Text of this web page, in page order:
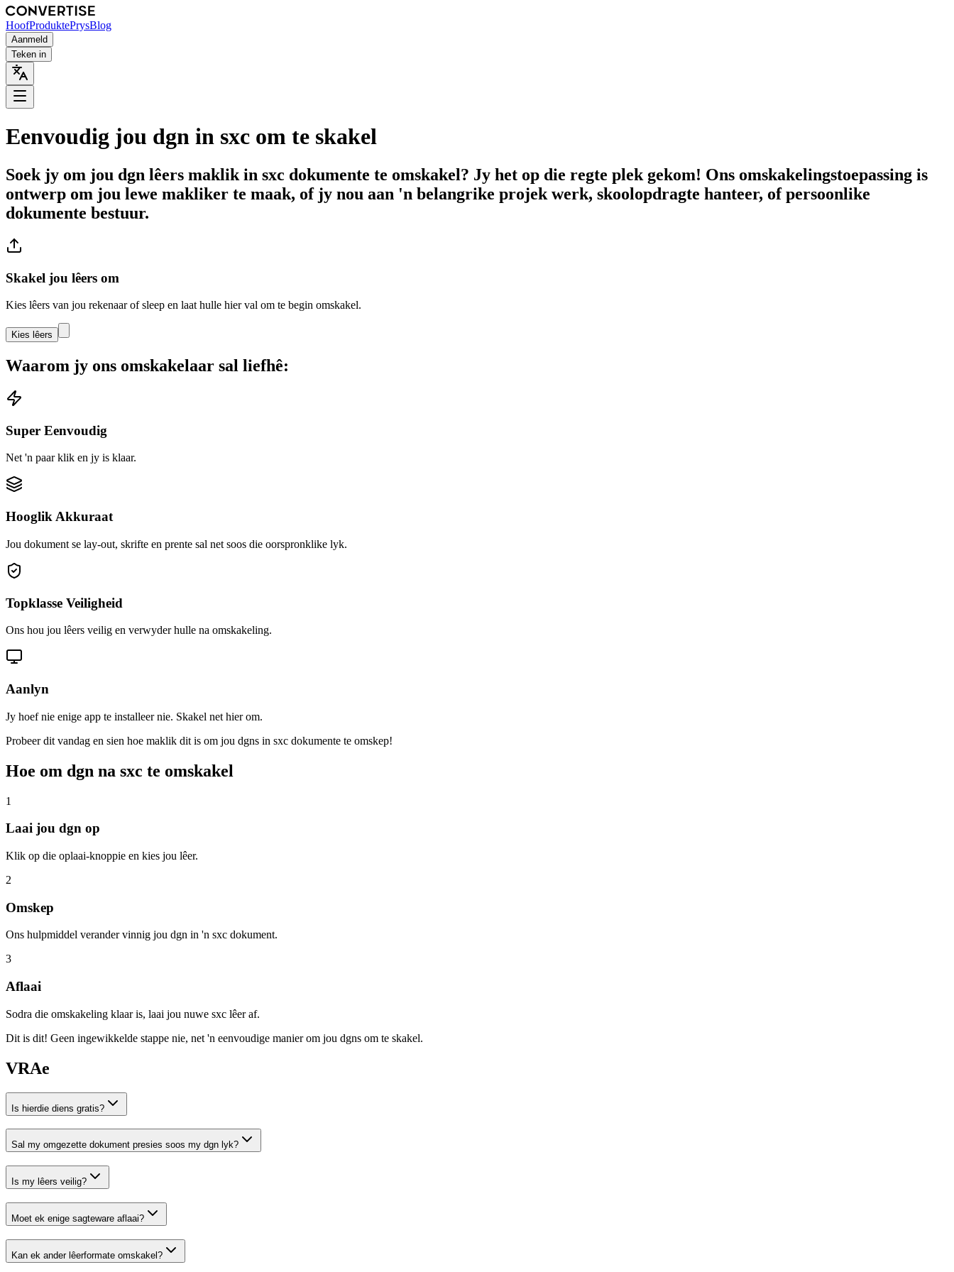
HoofProduktePrysBlog
Aanmeld
Teken in
Eenvoudig jou dgn in sxc om te skakel
Soek jy om jou dgn lêers maklik in sxc dokumente te omskakel? Jy het op die regte plek gekom! Ons omskakelingstoepassing is
ontwerp om jou lewe makliker te maak, of jy nou aan 'n belangrike projek werk, skoolopdragte hanteer, of persoonlike
dokumente bestuur.
Skakel jou lêers om
Kies lêers van jou rekenaar of sleep en laat hulle hier val om te begin omskakel.
Kies lêers
Waarom jy ons omskakelaar sal liefhê:
Super Eenvoudig
Net 'n paar klik en jy is klaar.
Hooglik Akkuraat
Jou dokument se lay-out, skrifte en prente sal net soos die oorspronklike lyk.
Topklasse Veiligheid
Ons hou jou lêers veilig en verwyder hulle na omskakeling.
Aanlyn
Jy hoef nie enige app te installeer nie. Skakel net hier om.
Probeer dit vandag en sien hoe maklik dit is om jou dgns in sxc dokumente te omskep!
Hoe om dgn na sxc te omskakel
1
Laai jou dgn op
Klik op die oplaai-knoppie en kies jou lêer.
2
Omskep
Ons hulpmiddel verander vinnig jou dgn in 'n sxc dokument.
3
Aflaai
Sodra die omskakeling klaar is, laai jou nuwe sxc lêer af.
Dit is dit! Geen ingewikkelde stappe nie, net 'n eenvoudige manier om jou dgns om te skakel.
VRAe
Is hierdie diens gratis?
Sal my omgezette dokument presies soos my dgn lyk?
Is my lêers veilig?
Moet ek enige sagteware aflaai?
Kan ek ander lêerformate omskakel?